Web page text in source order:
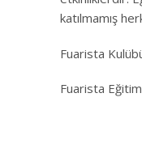
katılmamış
Fuarista
Fuarista